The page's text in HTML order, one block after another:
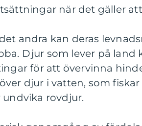
när det gäller
andra kan deras
Djur som lever på land
för att övervinna
djur i vatten, som
undvika rovdjur.